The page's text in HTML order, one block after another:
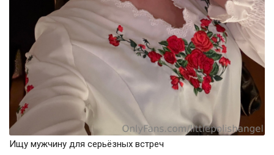
Ищу мужчину для серьёзных встреч